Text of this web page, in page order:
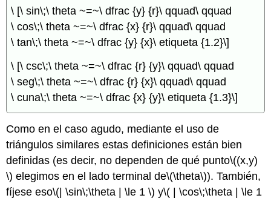
\ [\ sin\;\ theta ~=~\ dfrac {y} {r}\ qquad\ qquad
\ cos\;\ theta ~=~\ dfrac {x} {r}\ qquad\ qquad
\ tan\;\ theta ~=~\ dfrac {y} {x}\ etiqueta {1.2}\]
\ [\ csc\;\ theta ~=~\ dfrac {r} {y}\ qquad\ qquad
\ seg\;\ theta ~=~\ dfrac {r} {x}\ qquad\ qquad
\ cuna\;\ theta ~=~\ dfrac {x} {y}\ etiqueta {1.3}\]
Como en el caso agudo, mediante el uso de
triángulos similares estas definiciones están bien
definidas (es decir, no dependen de qué punto\((x,y)
\) elegimos en el lado terminal de\(\theta\)). También,
fíjese eso\(| \sin\;\theta | \le 1 \) y\( | \cos\;\theta | \le 1